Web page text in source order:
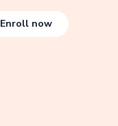
Enroll now